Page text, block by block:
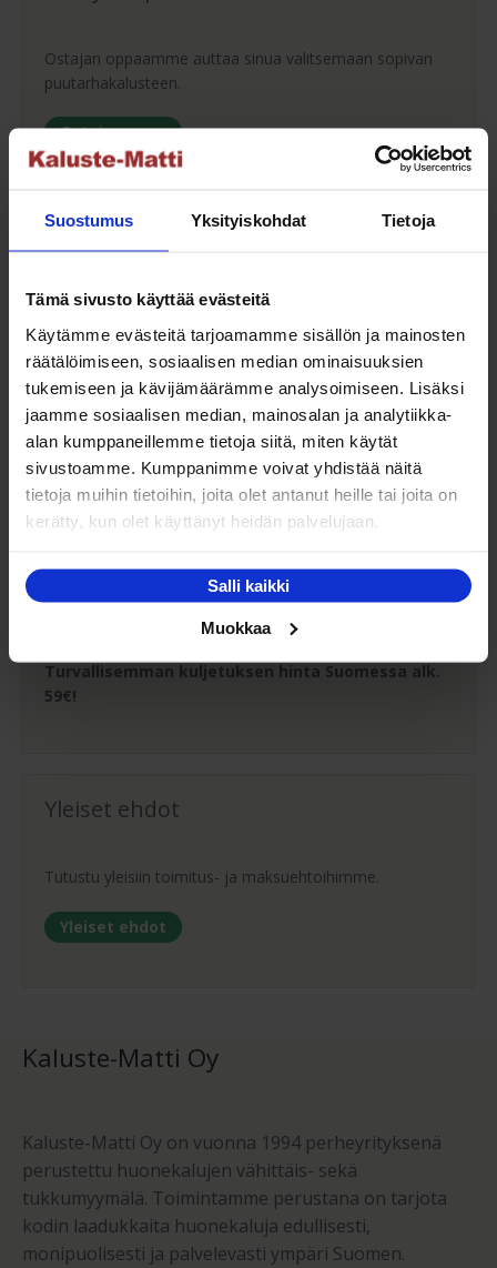
Suostumus Yksityiskohdat Tietoja
Tämä sivusto käyttää evästeitä
Käytämme evästeitä tarjoamamme sisällön ja mainosten
räätälöimiseen, sosiaalisen median ominaisuuksien
tukemiseen ja kävijämäärämme analysoimiseen. Lisäksi
jaamme sosiaalisen median, mainosalan ja analytiikka-
alan kumppaneillemme tietoja siitä, miten käytät
sivustoamme. Kumppanimme voivat yhdistää näitä
tietoja muihin tietoihin, joita olet antanut heille tai joita on
kerätty, kun olet käyttänyt heidän palvelujaan.
Salli kaikki
Muokkaa
Ostajan oppaamme auttaa sinua valitsemaan sopivan
puutarhakalusteen.
Ostajan opas
Maksuaikaa ostoksillesi
osamaksulla 3-36kk.
Maksutavat
Oma turvallinen kuljetus
Kaluste-Matin oma kuljetus on turvallinen tapa
tuotteiden toimitukseen. Saat varmemmin tuotteet
ehjänä perille - ja vieläpä sisäänkannettuna!
Turvallisemman kuljetuksen hinta Suomessa alk.
59€!
Yleiset ehdot
Tutustu yleisiin toimitus- ja maksuehtoihimme.
Yleiset ehdot
Kaluste-Matti Oy
Kaluste-Matti Oy on vuonna 1994 perheyrityksenä
perustettu huonekalujen vähittäis- sekä
tukkumyymälä. Toimintamme perustana on tarjota
kodin laadukkaita huonekaluja edullisesti,
monipuolisesti ja palvelevasti ympäri Suomen.